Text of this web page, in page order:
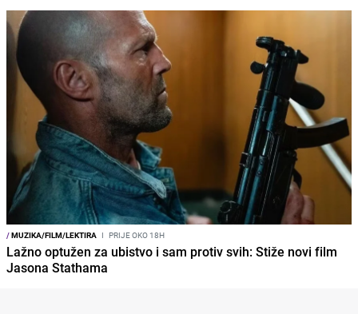
/MUZIKA/FILM/LEKTIRA I PRIJE OKO 18H
Lažno optužen za ubistvo i sam protiv svih: Stiže novi film
Jasona Stathama